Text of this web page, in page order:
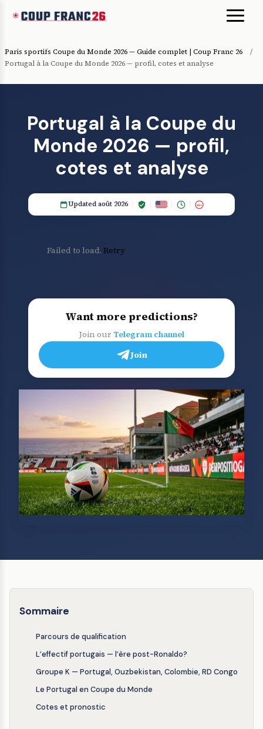
Paris sportifs Coupe du Monde 2026 — Guide complet | Coup Franc 26
/
Portugal à la Coupe du Monde 2026 — profil, cotes et analyse
Portugal à la Coupe du
Monde 2026 — profil,
cotes et analyse
Updated août 2026 18+
Failed to load. Retry
Want more predictions?
Join our Telegram channel
Join
Sommaire
Parcours de qualification
L’effectif portugais — l’ère post-Ronaldo?
Groupe K — Portugal, Ouzbekistan, Colombie, RD Congo
Le Portugal en Coupe du Monde
Cotes et pronostic